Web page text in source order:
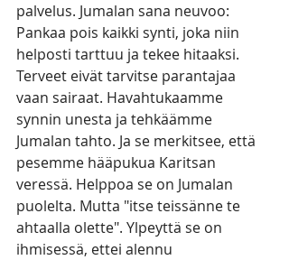
palvelus. Jumalan sana neuvoo:
Pankaa pois kaikki synti, joka niin
helposti tarttuu ja tekee hitaaksi.
Terveet eivät tarvitse parantajaa
vaan sairaat. Havahtukaamme
synnin unesta ja tehkäämme
Jumalan tahto. Ja se merkitsee, että
pesemme hääpukua Karitsan
veressä. Helppoa se on Jumalan
puolelta. Mutta "itse teissänne te
ahtaalla olette". Ylpeyttä se on
ihmisessä, ettei alennu